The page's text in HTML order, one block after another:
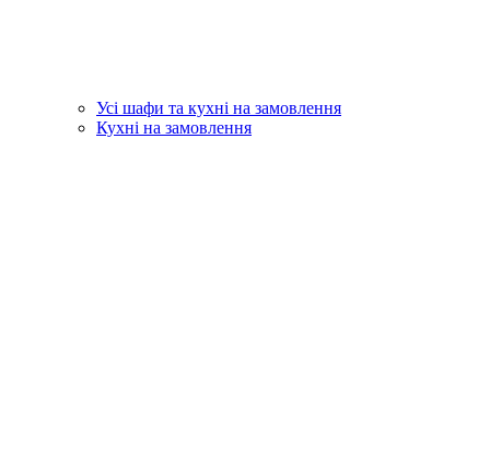
Усі шафи та кухні на замовлення
Кухні на замовлення